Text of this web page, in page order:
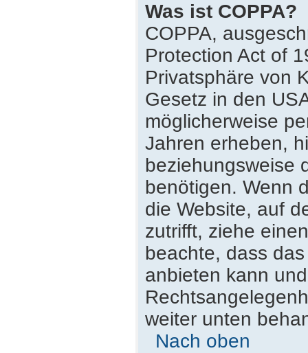
Was ist COPPA?
COPPA,
Protection Act of
Privatsphäre von
Gesetz in den
möglicherweise
Jahren erheben,
beziehungsweise
benötigen. Wenn
die Website, auf
zutrifft, ziehe
beachte, dass
anbieten kann
weiter unten
Nach oben